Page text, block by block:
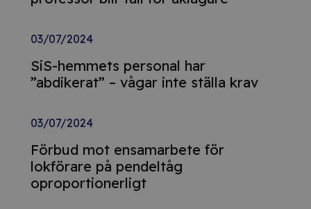
03/07/2024
SiS-hemmets personal har
”abdikerat” – vågar inte ställa krav
03/07/2024
Förbud mot ensamarbete för
lokförare på pendeltåg
oproportionerligt